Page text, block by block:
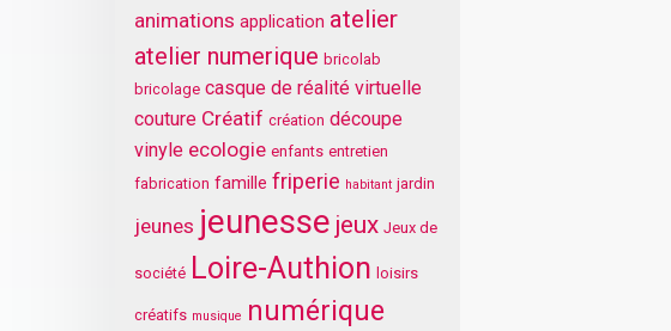
animations application atelier
atelier numerique bricolab
bricolage casque de réalité virtuelle
couture Créatif création découpe
vinyle ecologie enfants entretien
fabrication famille friperie habitant jardin
jeunes jeunesse jeux Jeux de
société Loire-Authion loisirs
créatifs musique numérique